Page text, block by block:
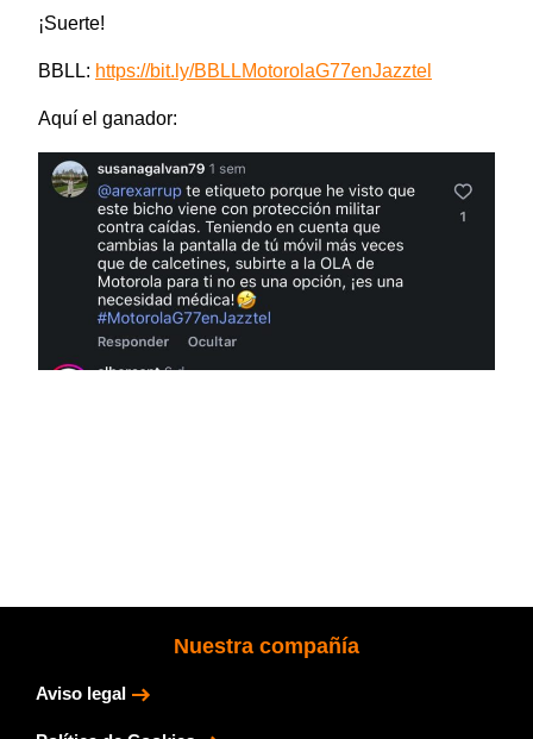
¡Suerte!
BBLL: https://bit.ly/BBLLMotorolaG77enJazztel
Aquí el ganador:
Nuestra compañía
Aviso legal